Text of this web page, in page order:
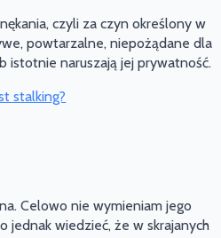
czyli za czyn określony w
powtarzalne, niepożądane dla
istotnie naruszają jej prywatność.
stalking?
Celowo nie wymieniam jego
jednak wiedzieć, że w skrajanych